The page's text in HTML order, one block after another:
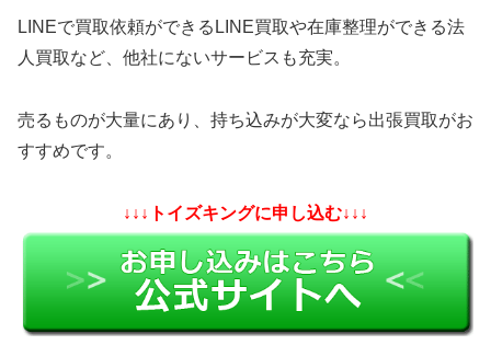
LINEで買取依頼ができるLINE買取や在庫整理ができる法
人買取など、他社にないサービスも充実。
売るものが大量にあり、持ち込みが大変なら出張買取がお
すすめです。
↓↓↓トイズキングに申し込む↓↓↓